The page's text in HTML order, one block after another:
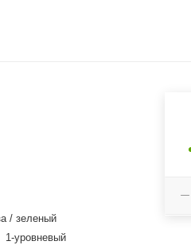
/ зеленый
1-уровневый